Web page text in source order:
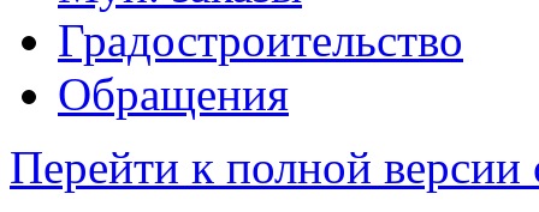
Градостроительство
Обращения
Перейти к полной версии